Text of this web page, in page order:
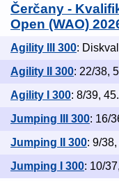
Čerčany -
Open (WAO)
Agility III 300:
Agility II 300: 22/38,
Agility I 300: 8/39,
Jumping III 300: 16/
Jumping II 300: 9/
Jumping I 300: 10/